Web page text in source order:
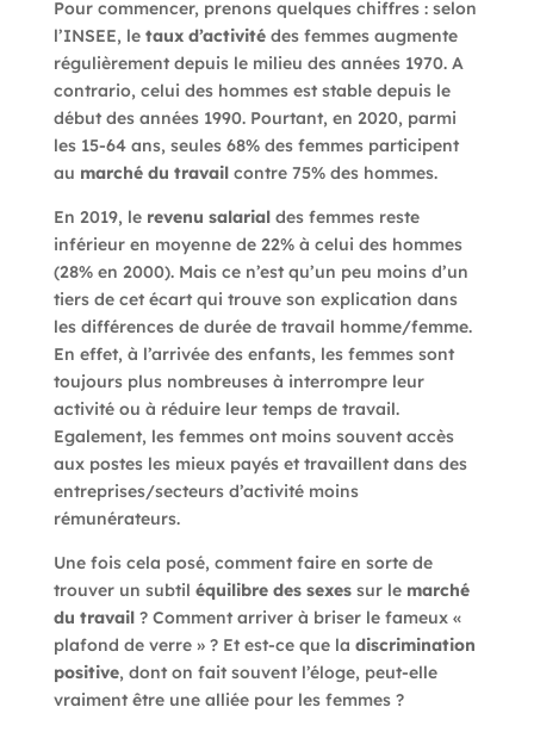
Pour commencer, prenons quelques chiffres : selon
l’INSEE, le taux d’activitédes femmes augmente
régulièrement depuis le milieu des années 1970. A
contrario, celui des hommes est stable depuis le
début des années 1990. Pourtant, en 2020, parmi
les 15-64 ans, seules 68% des femmes participent
au marché du travail contre 75% des hommes.
En 2019, le revenu salarialdes femmes reste
inférieur en moyenne de 22% à celui des hommes
(28% en 2000). Mais ce n’est qu’un peu moins d’un
tiers de cet écart qui trouve son explication dans
les différences de durée de travail homme/femme.
En effet, à l’arrivée des enfants, les femmes sont
toujours plus nombreuses à interrompre leur
activité ou à réduire leur temps de travail.
Egalement, les femmes ont moins souvent accès
aux postes les mieux payés et travaillent dans des
entreprises/secteurs d’activité moins
rémunérateurs.
Une fois cela posé, comment faire en sorte de
trouver un subtil équilibre des sexessur le marché
du travail? Comment arriver à briser le fameux «
plafond de verre » ? Et est-ce que la discrimination
positive, dont on fait souvent l’éloge, peut-elle
vraiment être une alliée pour les femmes ?